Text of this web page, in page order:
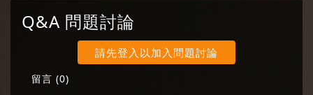
Q&A 問題討論
請先登入以加入問題討論
留言 (0)